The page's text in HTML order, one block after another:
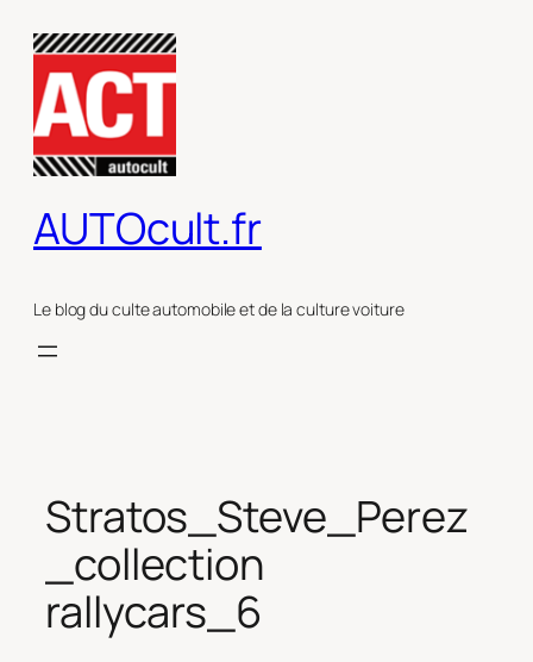
contenu
AUTOcult.fr
Le blog du culte automobile et de la culture voiture
Stratos_Steve_Perez
_collection
rallycars_6